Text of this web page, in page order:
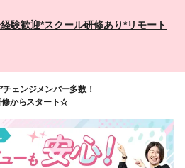
）を含みます。超過分は追加支給します
庫・京都・滋賀・奈良・和歌山のプロジ
圏：名古屋オフィス／愛知・岐阜・三重
名古屋市中区栄2-2-17名古屋情報セン
央区天
ル6階 ※変更の範囲：上記を除
務地
験歓迎*スクール研修あり*リモート
ェンジメンバー多数！
修からスタート☆